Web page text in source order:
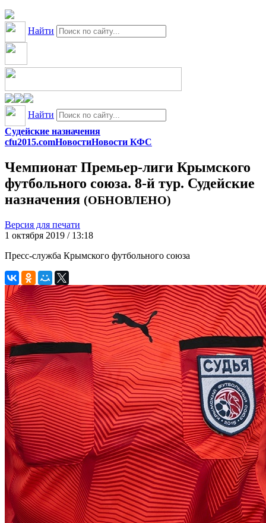
Найти
Найти
Судейские назначения
cfu2015.comНовостиНовости КФС
Чемпионат Премьер-лиги Крымского
футбольного союза. 8-й тур. Судейские
назначения (ОБНОВЛЕНО)
Версия для печати
1 октября 2019 / 13:18
Пресс-служба Крымского футбольного союза